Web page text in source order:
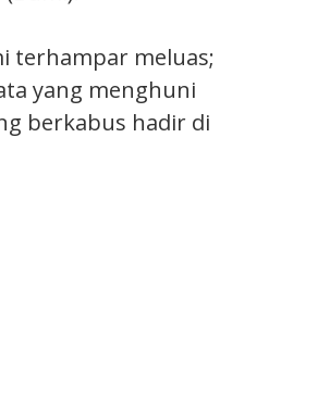
terhampar meluas;
yang menghuni
berkabus hadir di